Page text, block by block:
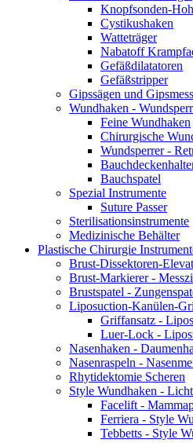
Knopfsonden-
Cystikushaken
Watteträger
Nabatoff
Gefäßdilatatoren
Gefäßstripper
Gipssägen und
Wundhaken -
Feine Wundhaken
Chirurgische
Wundsperrer -
Bauchspatel
Spezial Instrumente
Suture Passer
Sterilisationsinstrumente
Medizinische Behälter
Plastische Chirurgie
Brust-Dissektoren-
Brust-Markierer -
Brustspatel -
Liposuction-Kanülen-
Griffansatz -
Luer-Lock -
Nasenhaken -
Nasenraspeln -
Rhytidektomie Scheren
Style Wundhaken -
Facelift -
Ferriera - Style
Tebbetts - Style